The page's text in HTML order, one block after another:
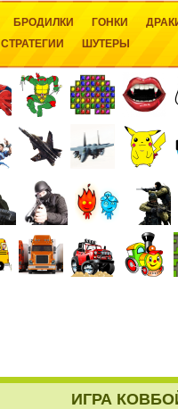
БРОДИЛКИ ГОНКИ
СТРАТЕГИИ ШУТЕРЫ
ИГРА